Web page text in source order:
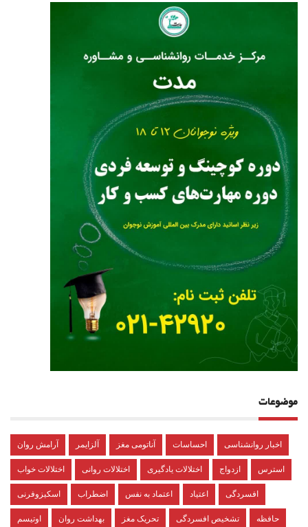
موضوعات
آرامش روان آلزایمر آناتومی مغز احساسات اخبار روانشناسی
اختلالات خواب اختلالات روانی اختلالات یادگیری ازدواج استرس
اسکیزوفرنی اضطراب اعتماد به نفس اعتیاد افسردگی
اوتیسم بهداشت روان تحریک مغز تشخیص افسردگی حافظه